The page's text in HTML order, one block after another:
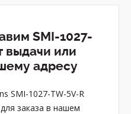
SMI-1027-
выдачи или
адресу
SMI-1027-TW-5V-R
заказа в нашем